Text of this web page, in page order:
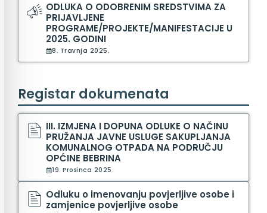
ODLUKA O ODOBRENIM SREDSTVIMA ZA
PRIJAVLJENE
PROGRAME/PROJEKTE/MANIFESTACIJE U
2025. GODINI
8. Travnja 2025.
Registar dokumenata
III. IZMJENA I DOPUNA ODLUKE O NAČINU
PRUŽANJA JAVNE USLUGE SAKUPLJANJA
KOMUNALNOG OTPADA NA PODRUČJU
OPĆINE BEBRINA
19. Prosinca 2025.
Odluku o imenovanju povjerljive osobe i
zamjenice povjerljive osobe